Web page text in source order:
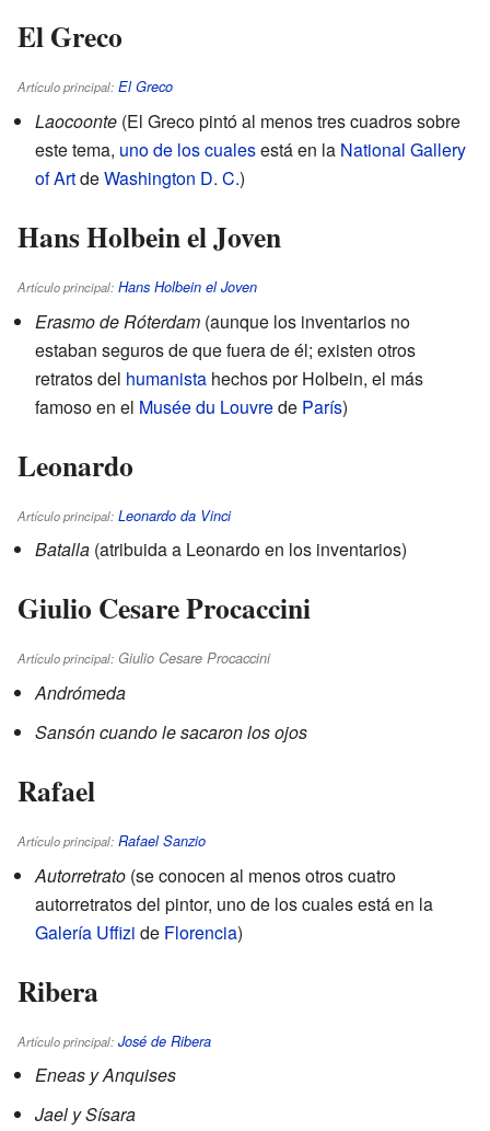
El Greco
Artículo principal: El Greco
Laocoonte (El Greco pintó al menos tres cuadros sobre
este tema, uno de los cualesestá en la National Gallery
of ArtdeWashington D. C.)
Hans Holbein el Joven
Artículo principal: Hans Holbein el Joven
Erasmo de Róterdam (aunque los inventarios no
estaban seguros de que fuera de él; existen otros
retratos del humanista hechos por Holbein, el más
famoso en el Musée du Louvrede París)
Leonardo
Artículo principal: Leonardo da Vinci
Batalla (atribuida a Leonardo en los inventarios)
Giulio Cesare Procaccini
Artículo principal: Giulio Cesare Procaccini
Andrómeda
Sansón cuando le sacaron los ojos
Rafael
Artículo principal: Rafael Sanzio
Autorretrato (se conocen al menos otros cuatro
autorretratos del pintor, uno de los cuales está en la
Galería Uffizi de Florencia)
Ribera
Artículo principal: José de Ribera
Eneas y Anquises
Jael y Sísara